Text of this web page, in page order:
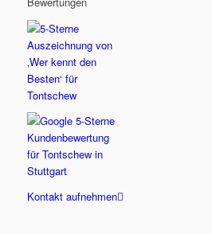
Kontakt aufnehmen